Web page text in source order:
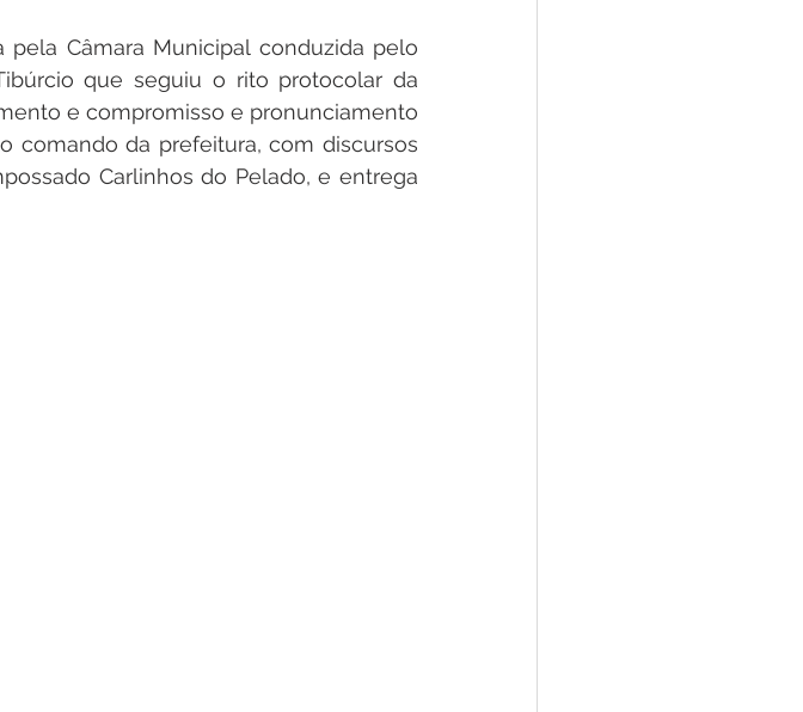
pela Câmara Municipal conduzida pelo
que seguiu o rito protocolar da
e compromisso e pronunciamento
comando da prefeitura, com discursos
Carlinhos do Pelado, e entrega